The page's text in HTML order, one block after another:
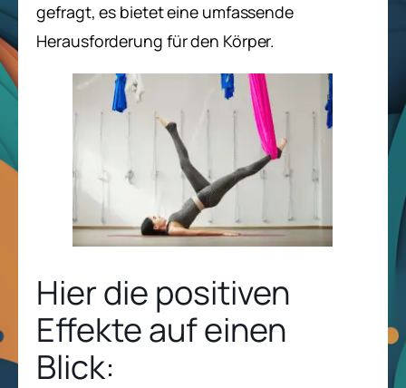
gefragt, es bietet eine umfassende
Herausforderung für den Körper.
Hier die positiven
Effekte auf einen
Blick: